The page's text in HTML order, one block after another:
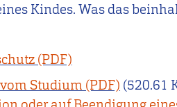
Kindes. Was das
Studium
(520.61